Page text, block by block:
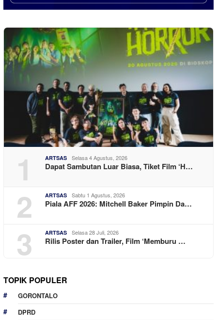
1 ARTSAS Selasa 4 Agustus, 2026
Dapat Sambutan Luar Biasa, Tiket Film ‘H…
2 ARTSAS Sabtu 1 Agustus, 2026
Piala AFF 2026: Mitchell Baker Pimpin Da…
3 ARTSAS Selasa 28 Juli, 2026
Rilis Poster dan Trailer, Film ‘Memburu …
TOPIK POPULER
GORONTALO
DPRD